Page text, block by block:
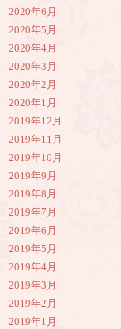
2020年6月
2020年5月
2020年4月
2020年3月
2020年2月
2020年1月
2019年12月
2019年11月
2019年10月
2019年9月
2019年8月
2019年7月
2019年6月
2019年5月
2019年4月
2019年3月
2019年2月
2019年1月